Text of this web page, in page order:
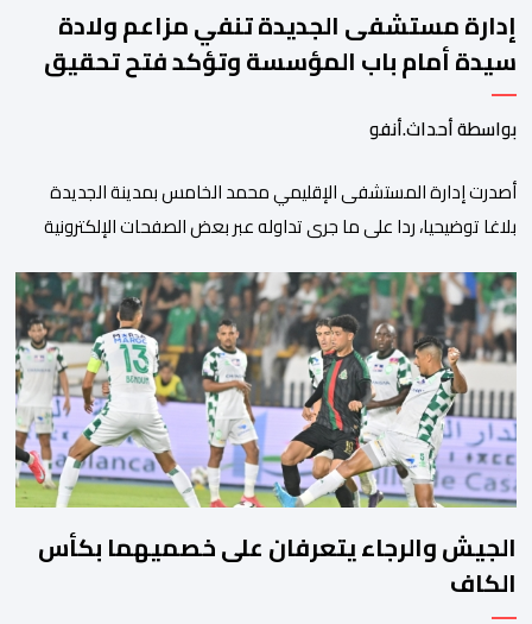
إدارة مستشفى الجديدة تنفي مزاعم ولادة
سيدة أمام باب المؤسسة وتؤكد فتح تحقيق
بواسطة أحداث.أنفو
أصدرت إدارة المستشفى الإقليمي محمد الخامس بمدينة الجديدة
بلاغا توضيحيا، ردا على ما جرى تداوله عبر بعض الصفحات الإلكترونية
مولودها أمام الباب الرئيسي للمستشفى بسبب رفض استقبالها أو
التكفل بها. وأكدت إدارة المستشفى أن السيدة المعنية حضرت إلى
مصلحة الولادة، حيث تم استقبالها وتسجيلها وإخضاعها […]
الجيش والرجاء يتعرفان على خصميهما بكأس
الكاف